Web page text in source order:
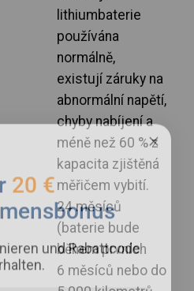
lithiumbaterie
používána
normálně,
existují záruky na
abnormální napětí,
chyby nabíjení a
méně než 60 % z
kapacita zjištěná
měřičem vybití.
24 měsíců
(baterie bude
během prvních
6 měsíců nebo do
20 €
und Rabattcode